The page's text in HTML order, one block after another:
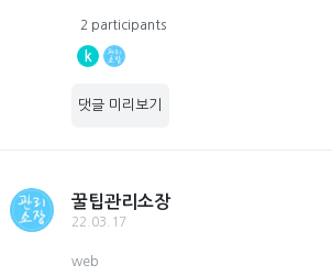
2 participants
k
댓글 미리보기
꿀팁관리소장
22.03.17
web